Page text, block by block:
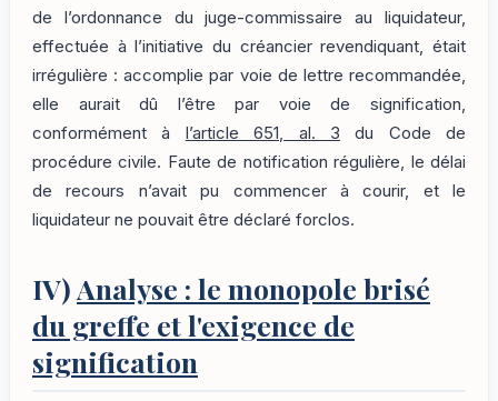
de l’ordonnance du juge-commissaire au liquidateur,
effectuée à l’initiative du créancier revendiquant, était
irrégulière : accomplie par voie de lettre recommandée,
elle aurait dû l’être par voie de signification,
conformément à l’article 651, al. 3 du Code de
procédure civile. Faute de notification régulière, le délai
de recours n’avait pu commencer à courir, et le
liquidateur ne pouvait être déclaré forclos.
IV)Analyse : le monopole brisé
du greffe et l'exigence de
signification